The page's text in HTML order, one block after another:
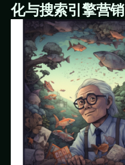
化与搜索引擎营销